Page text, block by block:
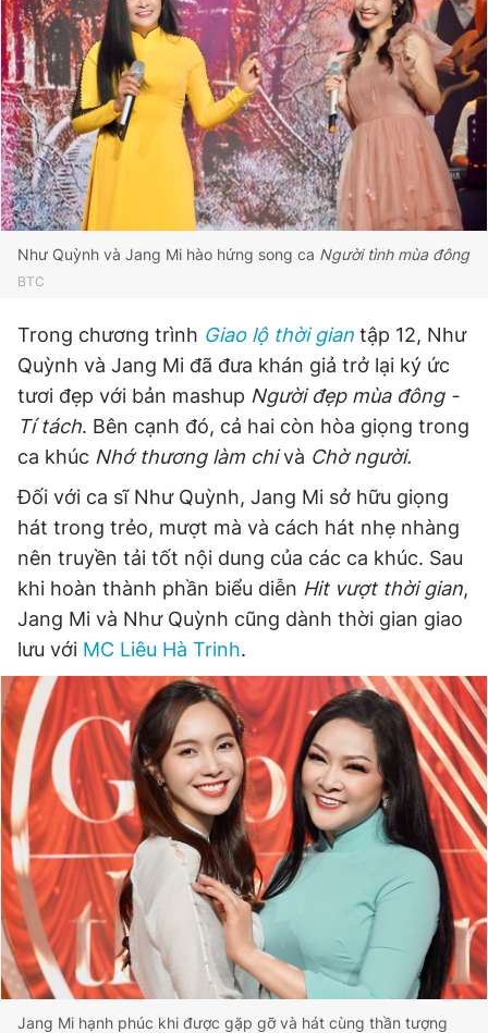
Thông tin tòa soạn Liên hệ quảng cáo
Đọc Thanh Niên trên điện thoại
Theo dõi báo trên
Hotline
0906 645 777
Liên hệ quảng cáo
0908 780 404
Đặt báo Quảng cáo RSS Tòa soạn Chính sách bảo
Tổng biên tập: Nguyễn Ngọc Toàn
Phó tổng biên tập thường trực: Hải Thành
Phó tổng biên tập: Lâm Hiếu Dũng
Phó tổng biên tập: Trần Việt Hưng
Tổng thư ký tòa soạn: Đức Trung
Giấy phép xuất bản số 110/GP - BTTTT cấp ngày 24.3.2020
chép dưới mọi hình thức nếu không có sự chấp thuận bằng văn
bản. Phát triển bởi ePi Technologies, JSC.
Như Quỳnh và Jang Mi hào hứng song ca Người tình mùa đông
BTC
Trong chương trình Giao lộ thời gian tập 12, Như
Quỳnh và Jang Mi đã đưa khán giả trở lại ký ức
tươi đẹp với bản mashup Ngườiđẹp mùa đông -
Tí tách. Bên cạnh đó, cả hai còn hòa giọng trong
ca khúc Nhớ thương làm chivà Chờ người.
Đối với ca sĩ Như Quỳnh, Jang Mi sở hữu giọng
hát trong trẻo, mượt mà và cách hát nhẹ nhàng
nên truyền tải tốt nội dung của các ca khúc. Sau
khi hoàn thành phần biểu diễn Hit vượt thời gian,
Jang Mi và Như Quỳnh cũng dành thời gian giao
lưu với MC Liêu Hà Trinh.
Jang Mi hạnh phúc khi được gặp gỡ và hát cùng thần tượng